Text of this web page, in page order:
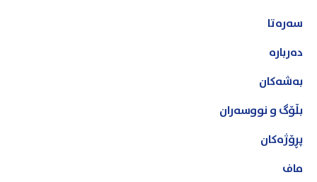
سەرەتا
دەربارە
بەشەکان
بڵۆگ و نووسەران
پڕۆژەکان
ماف